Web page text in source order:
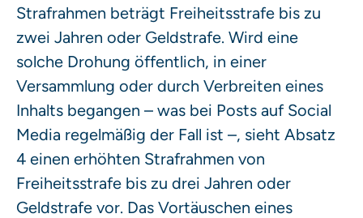
Strafrahmen beträgt Freiheitsstrafe bis zu
zwei Jahren oder Geldstrafe. Wird eine
solche Drohung öffentlich, in einer
Versammlung oder durch Verbreiten eines
Inhalts begangen – was bei Posts auf Social
Media regelmäßig der Fall ist –, sieht Absatz
4 einen erhöhten Strafrahmen von
Freiheitsstrafe bis zu drei Jahren oder
Geldstrafe vor. Das Vortäuschen eines